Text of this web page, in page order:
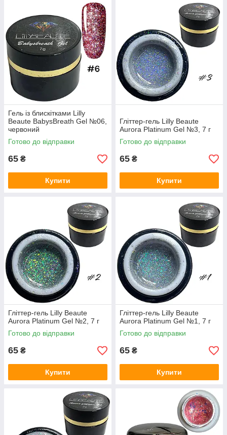
Гель із блискітками Lilly
Beaute BabysBreath Gel №06,
червоний
Готово до відправки
65 ₴
Купити
Гліттер-гель Lilly Beaute
Aurora Platinum Gel №3, 7 г
Готово до відправки
65 ₴
Купити
Гліттер-гель Lilly Beaute
Aurora Platinum Gel №2, 7 г
Готово до відправки
65 ₴
Купити
Гліттер-гель Lilly Beaute
Aurora Platinum Gel №1, 7 г
Готово до відправки
65 ₴
Купити